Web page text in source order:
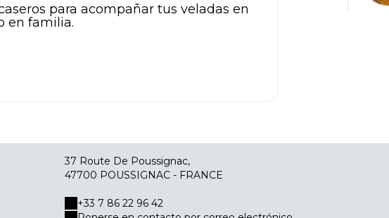
para acompañar tus veladas en
en familia.
37 Route De Poussignac,
47700 POUSSIGNAC - FRANCE
+33 7 86 22 96 42